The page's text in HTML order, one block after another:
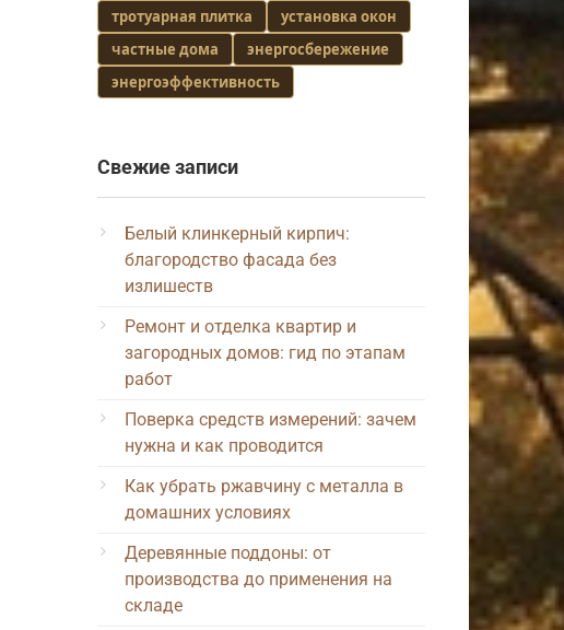
тротуарная плитка
установка окон
частные дома
энергосбережение
энергоэффективность
Свежие записи
Белый клинкерный кирпич:
благородство фасада без
излишеств
Ремонт и отделка квартир и
загородных домов: гид по этапам
работ
Поверка средств измерений: зачем
нужна и как проводится
Как убрать ржавчину с металла в
домашних условиях
Деревянные поддоны: от
производства до применения на
складе